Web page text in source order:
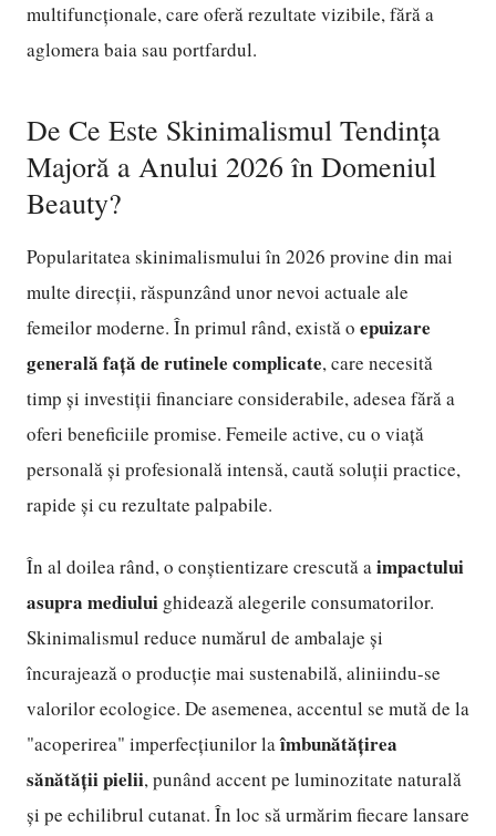
multifuncționale, care oferă rezultate vizibile, fără a
aglomera baia sau portfardul.
De Ce Este Skinimalismul Tendința
Majoră a Anului 2026 în Domeniul
Beauty?
Popularitatea skinimalismului în 2026 provine din mai
multe direcții, răspunzând unor nevoi actuale ale
femeilor moderne. În primul rând, există o epuizare
generală față de rutinele complicate, care necesită
timp și investiții financiare considerabile, adesea fără a
oferi beneficiile promise. Femeile active, cu o viață
personală și profesională intensă, caută soluții practice,
rapide și cu rezultate palpabile.
În al doilea rând, o conștientizare crescută aimpactului
asupra mediului ghidează alegerile consumatorilor.
Skinimalismul reduce numărul de ambalaje și
încurajează o producție mai sustenabilă, aliniindu-se
valorilor ecologice. De asemenea, accentul se mută de la
"acoperirea" imperfecțiunilor laîmbunătățirea
sănătății pielii, punând accent pe luminozitate naturală
și pe echilibrul cutanat. În loc să urmărim fiecare lansare